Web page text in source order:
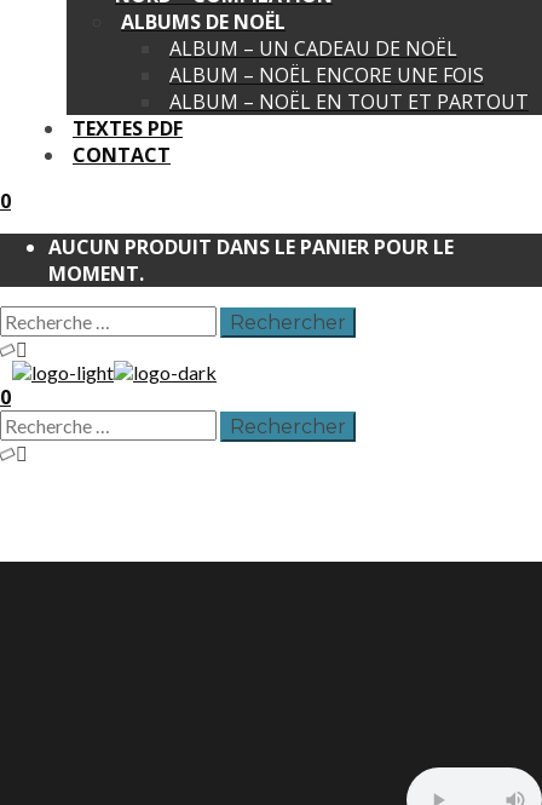
ALBUMS DE NOËL
ALBUM – UN CADEAU DE NOËL
ALBUM – NOËL ENCORE UNE FOIS
ALBUM – NOËL EN TOUT ET PARTOUT
TEXTES PDF
CONTACT
0
AUCUN PRODUIT DANS LE PANIER POUR LE
MOMENT.
0